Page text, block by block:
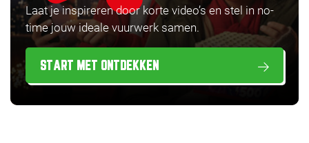
Laat je inspireren door korte video’s en stel in no-
time jouw ideale vuurwerk samen.
START MET ONTDEKKEN